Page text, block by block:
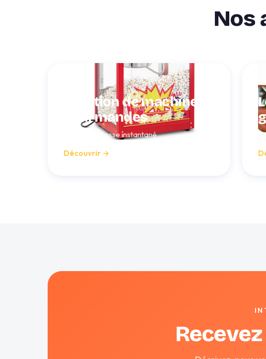
Nos
Location de machines
gourmandes
L'effet kermesse instantané
Découvrir →